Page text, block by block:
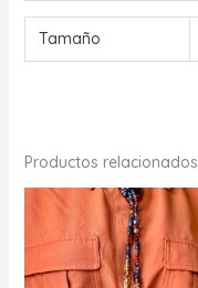
Tamaño
Productos relacionados